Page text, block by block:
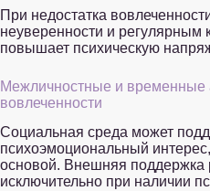
При недостатка
неуверенности и регулярным
повышает психическую
Межличностные и временные
вовлеченности
Социальная среда может
психоэмоциональный
основой. Внешняя поддержка
исключительно при наличии